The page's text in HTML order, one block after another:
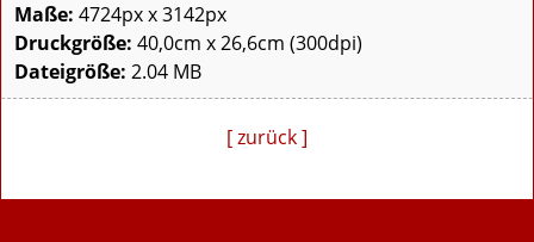
Maße: 4724px x 3142px
Druckgröße: 40,0cm x 26,6cm (300dpi)
Dateigröße: 2.04 MB
[ zurück ]